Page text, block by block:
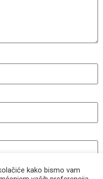
kako bismo vam